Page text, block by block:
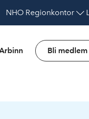
NHO Regionkontor
Bli medlem